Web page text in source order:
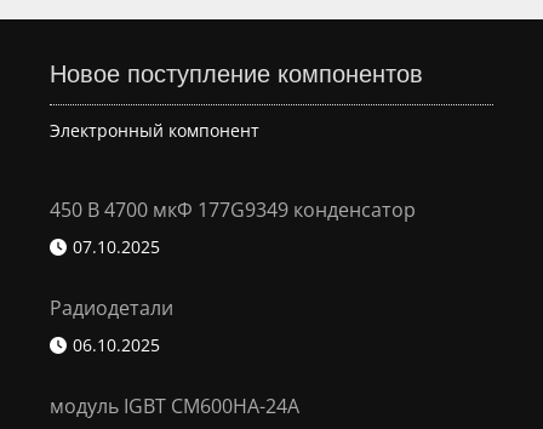
Новое поступление компонентов
Электронный компонент
450 В 4700 мкФ 177G9349 конденсатор
07.10.2025
Радиодетали
06.10.2025
модуль IGBT CM600HA-24A